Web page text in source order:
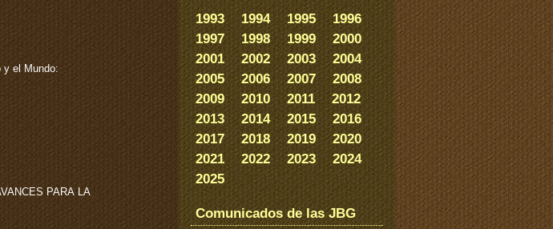
y el Mundo:
PARA LA
1993 1994 1995
1996
1997
1998 1999
2000
2001
2002 2003
2004
2005
2006 2007
2008
2009
2010 2011
2012
2013
2014 2015
2016
2017
2018 2019
2020
2021
2022 2023
2024
2025
Comunicados de las JBG